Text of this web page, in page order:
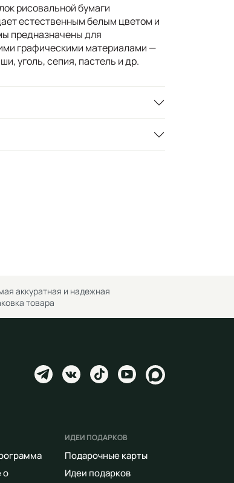
рисовальной бумаги
естественным белым цветом и
предназначены для
графическими материалами —
уголь, сепия, пастель и др.
аккуратная и надежная
товара
о
ИДЕИ ПОДАРКОВ
Подарочные карты
Идеи подарков